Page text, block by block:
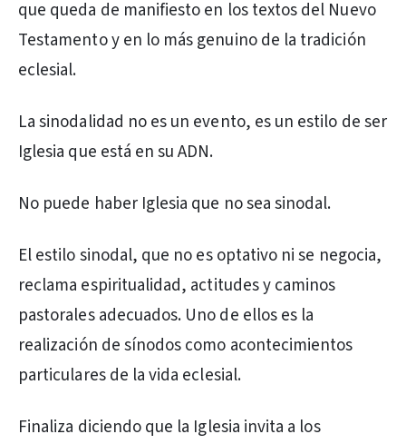
que queda de manifiesto en los textos del Nuevo
Testamento y en lo más genuino de la tradición
eclesial.
La sinodalidad no es un evento, es un estilo de ser
Iglesia que está en su ADN.
No puede haber Iglesia que no sea sinodal.
El estilo sinodal, que no es optativo ni se negocia,
reclama espiritualidad, actitudes y caminos
pastorales adecuados. Uno de ellos es la
realización de sínodos como acontecimientos
particulares de la vida eclesial.
Finaliza diciendo que la Iglesia invita a los